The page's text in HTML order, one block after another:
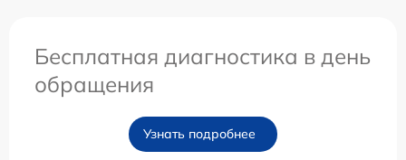
Бесплатная диагностика в день
обращения
Узнать подробнее